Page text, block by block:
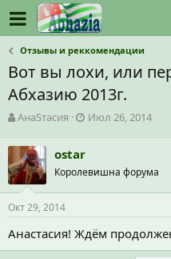
Отзывы и реккомендации
Вот вы лохи, или
Абхазию 2013г.
А
т
о
р
т
е
м
ы
АнаSтасия
Д
н
а
л
Июл 26, 2014
ostar
Королевишна форума
Окт 29, 2014
Анастасия! Ждём